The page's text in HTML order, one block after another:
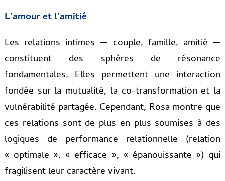
L’amour et l’amitié
Les relations intimes — couple, famille, amitié —
constituent des sphères de résonance
fondamentales. Elles permettent une interaction
fondée sur la mutualité, la co-transformation et la
vulnérabilité partagée. Cependant, Rosa montre que
ces relations sont de plus en plus soumises à des
logiques de performance relationnelle (relation
« optimale », « efficace », « épanouissante ») qui
fragilisent leur caractère vivant.